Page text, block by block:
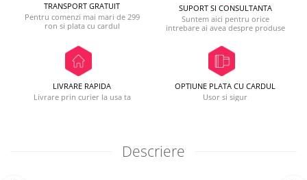
TRANSPORT GRATUIT
Pentru comenzi mai mari de 299
ron si plata cu cardul
SUPORT SI CONSULTANTA
Suntem aici pentru orice
intrebare ai avea despre produse
LIVRARE RAPIDA
Livrare prin curier la usa ta
OPTIUNE PLATA CU CARDUL
Usor si sigur
Descriere